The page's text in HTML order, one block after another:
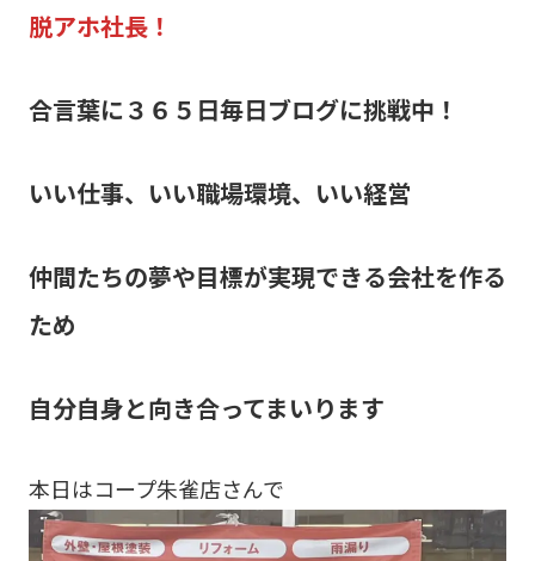
脱アホ社長！
合言葉に３６５日毎日ブログに挑戦中！
いい仕事、いい職場環境、いい経営
仲間たちの夢や目標が実現できる会社を作る
ため
自分自身と向き合ってまいります
本日はコープ朱雀店さんで